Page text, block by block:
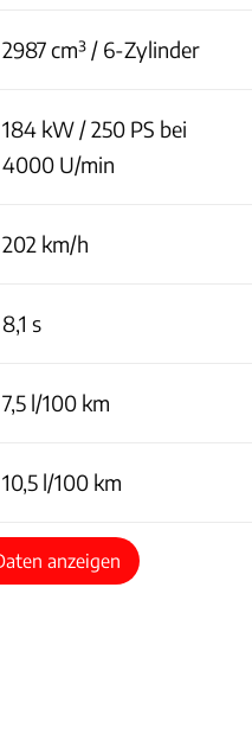
2987 cm³ / 6-Zylinder
184 kW / 250 PS bei
4000 U/min
202 km/h
8,1 s
7,5 l/100 km
10,5 l/100 km
anzeigen